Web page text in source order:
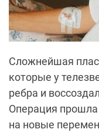
Сложнейшая
которые у
ребра и
Операция
на новые